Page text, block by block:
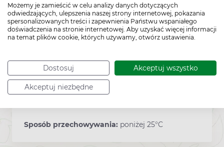
Możemy je zamieścić w celu analizy danych dotyczących
odwiedzających, ulepszenia naszej strony internetowej, pokazania
spersonalizowanych treści i zapewnienia Państwu wspaniałego
doświadczenia na stronie internetowej. Aby uzyskać więcej informacji
na temat plików cookie, których używamy, otwórz ustawienia.
Dostosuj Akceptuj wszystko
Akceptuj niezbędne
Zawartość
30 kapsułek
Producent:OLIMP LABORATORIES
Sposób przechowywania: poniżej 25°C